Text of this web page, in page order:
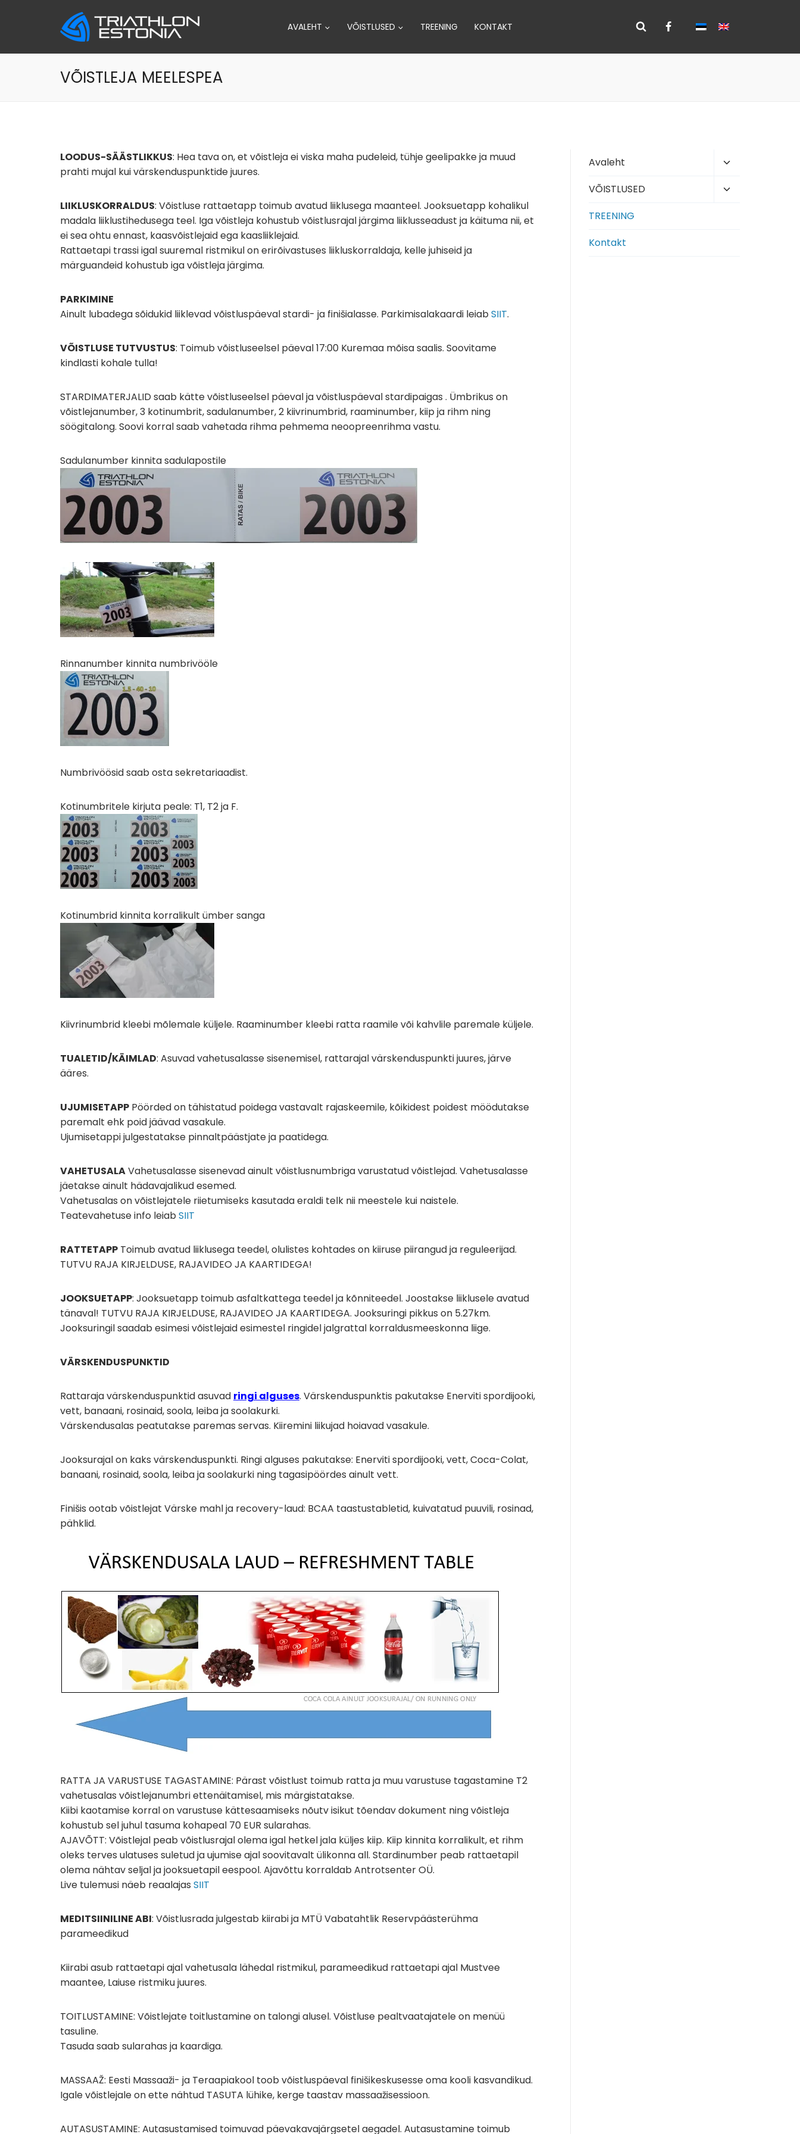
AVALEHT VÕISTLUSED TREENING KONTAKT
VÕISTLEJA MEELESPEA
LOODUS-SÄÄSTLIKKUS: Hea tava on, et võistleja ei viska maha pudeleid, tühje geelipakke ja muud
prahti mujal kui värskenduspunktide juures.
LIIKLUSKORRALDUS: Võistluse rattaetapp toimub avatud liiklusega maanteel. Jooksuetapp kohalikul
madala liiklustihedusega teel. Iga võistleja kohustub võistlusrajal järgima liiklusseadust ja käituma nii, et
ei sea ohtu ennast, kaasvõistlejaid ega kaasliiklejaid.
Rattaetapi trassi igal suuremal ristmikul on erirõivastuses liikluskorraldaja, kelle juhiseid ja
märguandeid kohustub iga võistleja järgima.
PARKIMINE
Ainult lubadega sõidukid liiklevad võistluspäeval stardi- ja finišialasse. Parkimisalakaardi leiab SIIT.
VÕISTLUSE TUTVUSTUS: Toimub võistluseelsel päeval 17:00 Kuremaa mõisa saalis. Soovitame
kindlasti kohale tulla!
STARDIMATERJALID saab kätte võistluseelsel päeval ja võistluspäeval stardipaigas . Ümbrikus on
võistlejanumber, 3 kotinumbrit, sadulanumber, 2 kiivrinumbrid, raaminumber, kiip ja rihm ning
söögitalong. Soovi korral saab vahetada rihma pehmema neoopreenrihma vastu.
Sadulanumber kinnita sadulapostile
Rinnanumber kinnita numbrivööle
Numbrivöösid saab osta sekretariaadist.
Kotinumbritele kirjuta peale: T1, T2 ja F.
Kotinumbrid kinnita korralikult ümber sanga
Kiivrinumbrid kleebi mõlemale küljele. Raaminumber kleebi ratta raamile või kahvlile paremale küljele.
TUALETID/KÄIMLAD: Asuvad vahetusalasse sisenemisel, rattarajal värskenduspunkti juures, järve
ääres.
UJUMISETAPP Pöörded on tähistatud poidega vastavalt rajaskeemile, kõikidest poidest möödutakse
paremalt ehk poid jäävad vasakule.
Ujumisetappi julgestatakse pinnaltpäästjate ja paatidega.
VAHETUSALAVahetusalasse sisenevad ainult võistlusnumbriga varustatud võistlejad. Vahetusalasse
jäetakse ainult hädavajalikud esemed.
Vahetusalas on võistlejatele riietumiseks kasutada eraldi telk nii meestele kui naistele.
Teatevahetuse info leiab SIIT
RATTETAPP Toimub avatud liiklusega teedel, olulistes kohtades on kiiruse piirangud ja reguleerijad.
TUTVU RAJA KIRJELDUSE, RAJAVIDEO JA KAARTIDEGA!
JOOKSUETAPP: Jooksuetapp toimub asfaltkattega teedel ja kõnniteedel. Joostakse liiklusele avatud
tänaval! TUTVU RAJA KIRJELDUSE, RAJAVIDEO JA KAARTIDEGA. Jooksuringi pikkus on 5.27km.
Jooksuringil saadab esimesi võistlejaid esimestel ringidel jalgrattal korraldusmeeskonna liige.
VÄRSKENDUSPUNKTID
Rattaraja värskenduspunktid asuvad ringi alguses. Värskenduspunktis pakutakse Enerviti spordijooki,
vett, banaani, rosinaid, soola, leiba ja soolakurki.
Värskendusalas peatutakse paremas servas. Kiiremini liikujad hoiavad vasakule.
Jooksurajal on kaks värskenduspunkti. Ringi alguses pakutakse: Enerviti spordijooki, vett, Coca-Colat,
banaani, rosinaid, soola, leiba ja soolakurki ning tagasipöördes ainult vett.
Finišis ootab võistlejat Värske mahl ja recovery-laud: BCAA taastustabletid, kuivatatud puuvili, rosinad,
pähklid.
RATTA JA VARUSTUSE TAGASTAMINE: Pärast võistlust toimub ratta ja muu varustuse tagastamine T2
vahetusalas võistlejanumbri ettenäitamisel, mis märgistatakse.
Kiibi kaotamise korral on varustuse kättesaamiseks nõutv isikut tõendav dokument ning võistleja
kohustub sel juhul tasuma kohapeal 70 EUR sularahas.
AJAVÕTT: Võistlejal peab võistlusrajal olema igal hetkel jala küljes kiip. Kiip kinnita korralikult, et rihm
oleks terves ulatuses suletud ja ujumise ajal soovitavalt ülikonna all. Stardinumber peab rattaetapil
olema nähtav seljal ja jooksuetapil eespool. Ajavõttu korraldab Antrotsenter OÜ.
Live tulemusi näeb reaalajas SIIT
MEDITSIINILINE ABI: Võistlusrada julgestab kiirabi ja MTÜ Vabatahtlik Reservpäästerühma
parameedikud
Kiirabi asub rattaetapi ajal vahetusala lähedal ristmikul, parameedikud rattaetapi ajal Mustvee
maantee, Laiuse ristmiku juures.
TOITLUSTAMINE: Võistlejate toitlustamine on talongi alusel. Võistluse pealtvaatajatele on menüü
tasuline.
Tasuda saab sularahas ja kaardiga.
MASSAAŽ: Eesti Massaaži- ja Teraapiakool toob võistluspäeval finišikeskusesse oma kooli kasvandikud.
Igale võistlejale on ette nähtud TASUTA lühike, kerge taastav massaažisessioon.
AUTASUSTAMINE: Autasustamised toimuvad päevakavajärgsetel aegadel. Autasustamine toimub
Avaleht
Toggle
menu
VÕISTLUSED
Toggle
TREENING
Kontakt